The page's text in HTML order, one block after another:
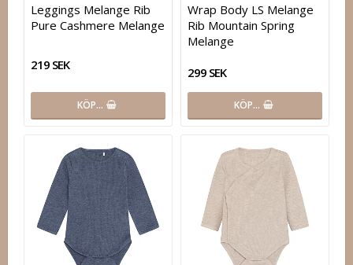
Leggings Melange Rib
Pure Cashmere Melange
219 SEK
KÖP…
Wrap Body LS Melange
Rib Mountain Spring
Melange
299 SEK
KÖP…